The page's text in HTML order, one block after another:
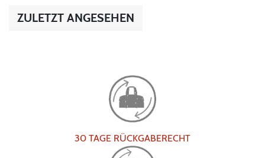
ZULETZT ANGESEHEN
30 TAGE RÜCKGABERECHT